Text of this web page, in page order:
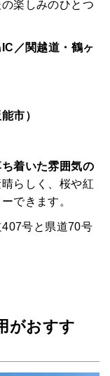
紹介
楽しみのひとつ
／関越道・鶴ヶ
市）
着いた雰囲気の
らしく、桜や紅
できます。
号と県道70号
がおすす